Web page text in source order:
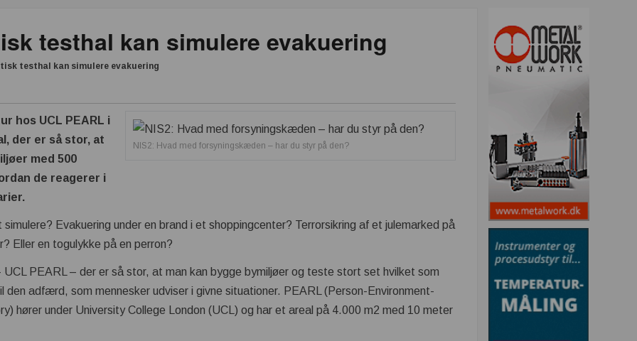
testhal kan simulere evakuering
testhal kan simulere evakuering
NIS2: Hvad med forsyningskæden – har du styr på den?
hos UCL PEARL i
der er så stor, at
med 500
de reagerer i
Evakuering under en brand i et shoppingcenter? Terrorsikring af et julemarked på
Eller en togulykke på en perron?
UCL PEARL – der er så stor, at man kan bygge bymiljøer og teste stort set hvilket som
den adfærd, som mennesker udviser i givne situationer. PEARL (Person-Environment-
hører under University College London (UCL) og har et areal på 4.000 m2 med 10 meter